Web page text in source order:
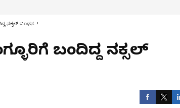
ನಕ್ಸಲ್‌ ಬಂಧನ..!
ಬಂದಿದ್ದ ನಕ್ಸಲ್‌